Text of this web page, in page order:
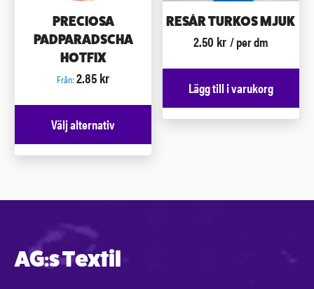
PRECIOSA
PADPARADSCHA
HOTFIX
Från:2.85kr
Välj alternativ
RESÅR TURKOS MJUK
2.50 kr / per dm
Lägg till i varukorg
AG:s Textil